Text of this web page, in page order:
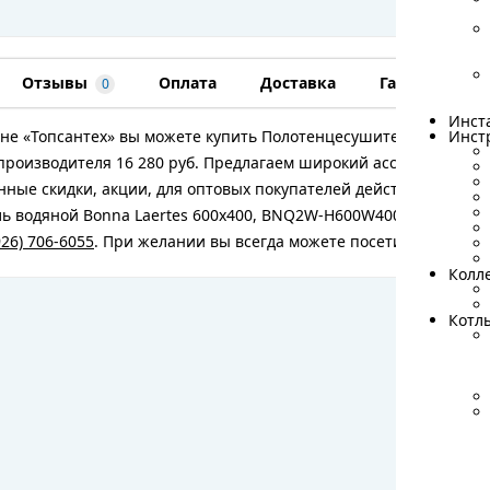
Отзывы 0 Оплата Доставка Гарантия
«Топсантех» вы можете купить Полотенцесушитель водяной
16 280 руб. Предлагаем широкий ассортимент
скидки, акции, для оптовых покупателей действуют
водяной Bonna Laertes 600x400, BNQ2W-H600W400-UP,
706-6055. При желании вы всегда можете посетить наш